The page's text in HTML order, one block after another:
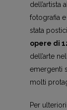
dell’artista
fotografia
stata
opere di
dell’arte
emergenti
molti
Per